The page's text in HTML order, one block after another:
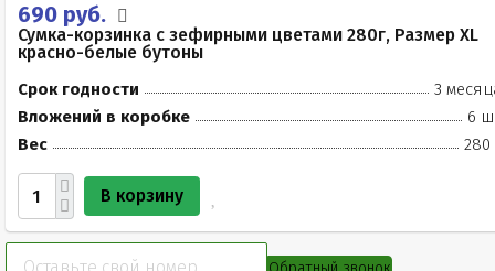
690 руб.
Сумка-корзинка с зефирными цветами 280г, Размер XL
красно-белые бутоны
Срок годности
3
Вложений в коробке
6
Вес
280
В корзину